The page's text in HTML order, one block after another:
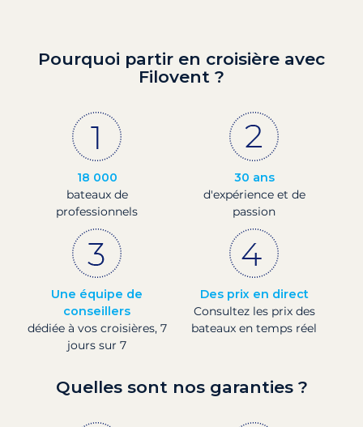
Pourquoi partir en croisière avec
Filovent ?
18 000
bateaux de
professionnels
30 ans
d'expérience et de
passion
Une équipe de
conseillers
dédiée à vos croisières, 7
jours sur 7
Des prix en direct
Consultez les prix des
bateaux en temps réel
Quelles sont nos garanties ?